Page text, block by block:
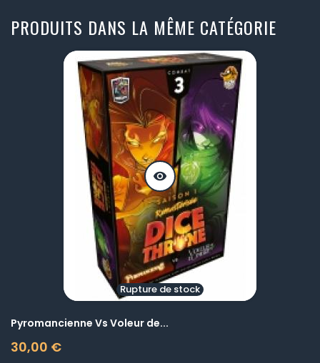
PRODUITS DANS LA MÊME CATÉGORIE
visibility
Rupture de stock
Pyromancienne Vs Voleur de...
30,00 €
Prix